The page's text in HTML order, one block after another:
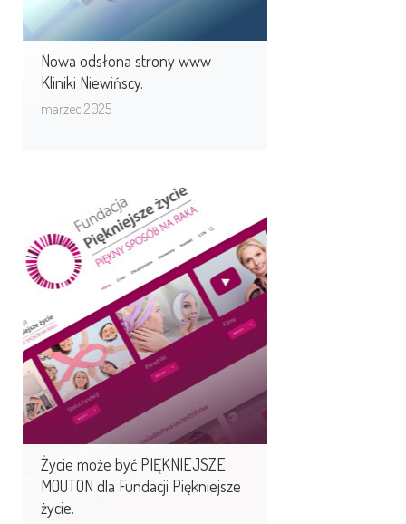
Nowa odsłona strony www
Kliniki Niewińscy.
marzec 2025
Życie może być PIĘKNIEJSZE.
MOUTON dla Fundacji Piękniejsze
życie.
Życie może być
PIĘKNIEJSZE. MOUTON dla
Fundacji Piękniejsze ...
Program „Piękniejsze życie” pomaga
kobietom, które przechodzą leczenie
onkologiczne. Program powstał
w Stanach ...